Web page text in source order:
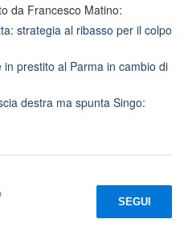
da Francesco Matino:
strategia al ribasso per il colpo
prestito al Parma in cambio di
destra ma spunta Singo:
SEGUI